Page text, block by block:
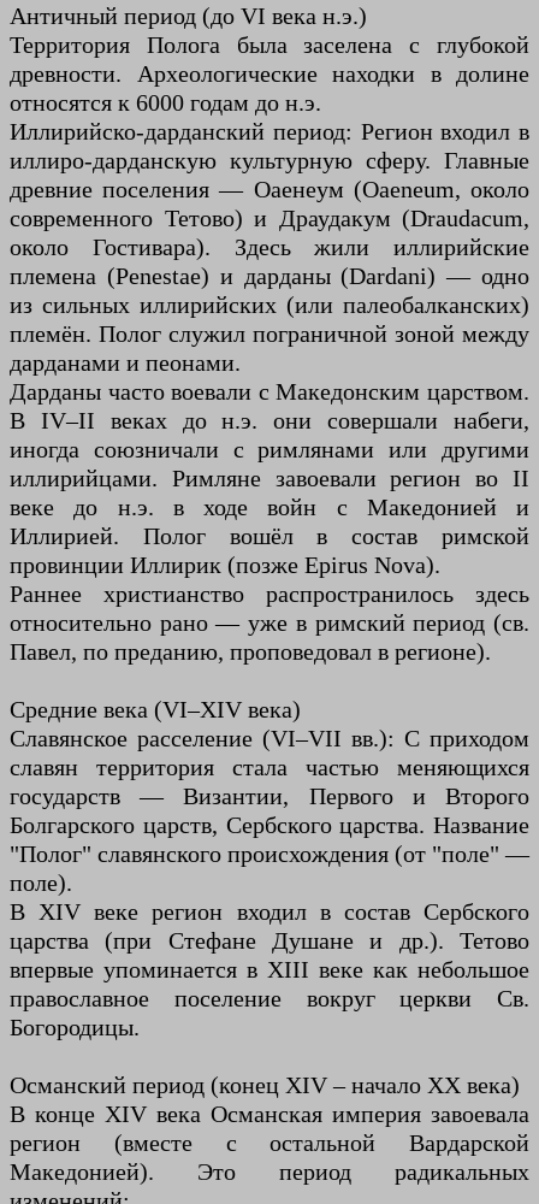
Античный период (до VI века н.э.)
Территория Полога была заселена с глубокой
древности. Археологические находки в долине
относятся к 6000 годам до н.э.
Иллирийско-дарданский период: Регион входил в
иллиро-дарданскую культурную сферу. Главные
древние поселения — Оаенеум (Oaeneum, около
современного Тетово) и Драудакум (Draudacum,
около Гостивара). Здесь жили иллирийские
племена (Penestae) и дарданы (Dardani) — одно
из сильных иллирийских (или палеобалканских)
племён. Полог служил пограничной зоной между
дарданами и пеонами.
Дарданы часто воевали с Македонским царством.
В IV–II веках до н.э. они совершали набеги,
иногда союзничали с римлянами или другими
иллирийцами. Римляне завоевали регион во II
веке до н.э. в ходе войн с Македонией и
Иллирией. Полог вошёл в состав римской
провинции Иллирик (позже Epirus Nova).
Раннее христианство распространилось здесь
относительно рано — уже в римский период (св.
Павел, по преданию, проповедовал в регионе).
Средние века (VI–XIV века)
Славянское расселение (VI–VII вв.): С приходом
славян территория стала частью меняющихся
государств — Византии, Первого и Второго
Болгарского царств, Сербского царства. Название
"Полог" славянского происхождения (от "поле" —
поле).
В XIV веке регион входил в состав Сербского
царства (при Стефане Душане и др.). Тетово
впервые упоминается в XIII веке как небольшое
православное поселение вокруг церкви Св.
Богородицы.
Османский период (конец XIV – начало XX века)
В конце XIV века Османская империя завоевала
регион (вместе с остальной Вардарской
Македонией). Это период радикальных